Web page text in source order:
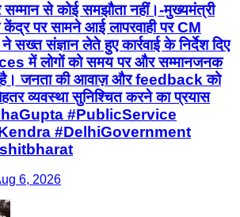
से कोई समझौता नहीं।-मुख्यमंत्री
पर सामने आई लापरवाही पर CM
संज्ञान लेते हुए कार्रवाई के निर्देश दिए
में लोगों को समय पर और सम्मानजनक
है। जनता की आवाज़ और feedback को
व्यवस्था सुनिश्चित करने का प्रयास
#PublicService
#DelhiGovernment
6, 2026